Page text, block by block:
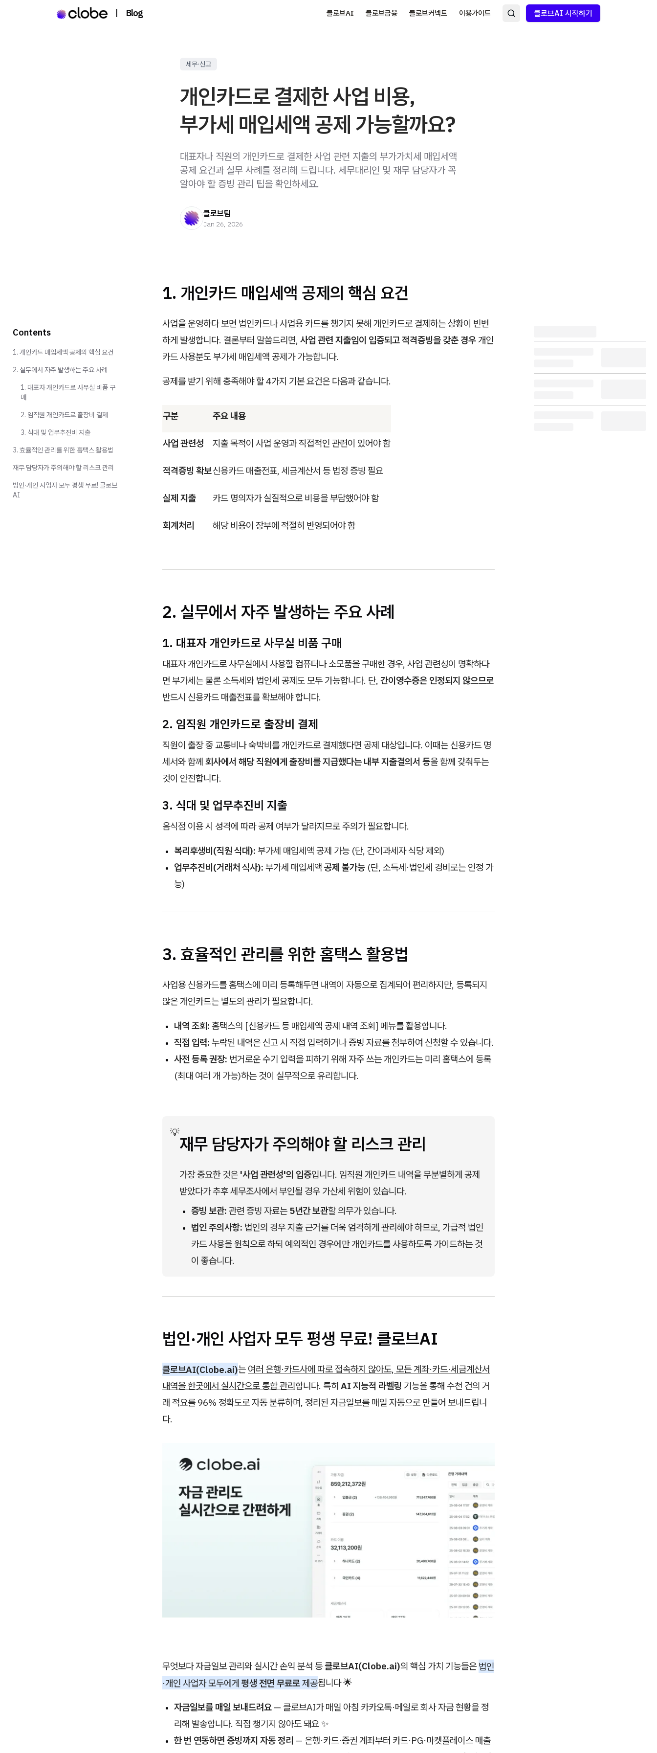
| Blog 클로브AI 클로브금융 클로브커넥트 이용가이드 클로브AI 시작하기
세무·신고
개인카드로 결제한 사업 비용,
부가세 매입세액 공제 가능할까요?
대표자나 직원의 개인카드로 결제한 사업 관련 지출의 부가가치세 매입세액
공제 요건과 실무 사례를 정리해 드립니다. 세무대리인 및 재무 담당자가 꼭
알아야 할 증빙 관리 팁을 확인하세요.
클로브팀
Jan 26, 2026
1. 개인카드 매입세액 공제의 핵심 요건
사업을 운영하다 보면 법인카드나 사업용 카드를 챙기지 못해 개인카드로 결제하는 상황이 빈번
하게 발생합니다. 결론부터 말씀드리면, 사업 관련 지출임이 입증되고 적격증빙을 갖춘 경우개인
카드 사용분도 부가세 매입세액 공제가 가능합니다.
공제를 받기 위해 충족해야 할 4가지 기본 요건은 다음과 같습니다.
구분 주요 내용
사업 관련성 지출 목적이 사업 운영과 직접적인 관련이 있어야 함
적격증빙 확보신용카드 매출전표, 세금계산서 등 법정 증빙 필요
실제 지출 카드 명의자가 실질적으로 비용을 부담했어야 함
회계처리 해당 비용이 장부에 적절히 반영되어야 함
2. 실무에서 자주 발생하는 주요 사례
1. 대표자 개인카드로 사무실 비품 구매
대표자 개인카드로 사무실에서 사용할 컴퓨터나 소모품을 구매한 경우, 사업 관련성이 명확하다
면 부가세는 물론 소득세와 법인세 공제도 모두 가능합니다. 단, 간이영수증은 인정되지 않으므로
반드시 신용카드 매출전표를 확보해야 합니다.
2. 임직원 개인카드로 출장비 결제
직원이 출장 중 교통비나 숙박비를 개인카드로 결제했다면 공제 대상입니다. 이때는 신용카드 명
세서와 함께 회사에서 해당 직원에게 출장비를 지급했다는 내부 지출결의서 등을 함께 갖춰두는
것이 안전합니다.
3. 식대 및 업무추진비 지출
음식점 이용 시 성격에 따라 공제 여부가 달라지므로 주의가 필요합니다.
복리후생비(직원 식대): 부가세 매입세액 공제 가능 (단, 간이과세자 식당 제외)
업무추진비(거래처 식사): 부가세 매입세액 공제 불가능 (단, 소득세·법인세 경비로는 인정 가
능)
3. 효율적인 관리를 위한 홈택스 활용법
사업용 신용카드를 홈택스에 미리 등록해두면 내역이 자동으로 집계되어 편리하지만, 등록되지
않은 개인카드는 별도의 관리가 필요합니다.
내역 조회: 홈택스의 [신용카드 등 매입세액 공제 내역 조회] 메뉴를 활용합니다.
직접 입력: 누락된 내역은 신고 시 직접 입력하거나 증빙 자료를 첨부하여 신청할 수 있습니다.
사전 등록 권장: 번거로운 수기 입력을 피하기 위해 자주 쓰는 개인카드는 미리 홈택스에 등록
(최대 여러 개 가능)하는 것이 실무적으로 유리합니다.
💡
재무 담당자가 주의해야 할 리스크 관리
가장 중요한 것은 '사업 관련성'의 입증입니다. 임직원 개인카드 내역을 무분별하게 공제
받았다가 추후 세무조사에서 부인될 경우 가산세 위험이 있습니다.
증빙 보관: 관련 증빙 자료는 5년간 보관할 의무가 있습니다.
법인 주의사항: 법인의 경우 지출 근거를 더욱 엄격하게 관리해야 하므로, 가급적 법인
카드 사용을 원칙으로 하되 예외적인 경우에만 개인카드를 사용하도록 가이드하는 것
이 좋습니다.
법인·개인 사업자 모두 평생 무료! 클로브AI
클로브AI(Clobe.ai)는 여러 은행·카드사에 따로 접속하지 않아도, 모든 계좌·카드·세금계산서
내역을 한곳에서 실시간으로 통합 관리합니다. 특히 AI 지능적 라벨링 기능을 통해 수천 건의 거
래 적요를 96% 정확도로 자동 분류하며, 정리된 자금일보를 매일 자동으로 만들어 보내드립니
다.
무엇보다 자금일보 관리와 실시간 손익 분석 등클로브AI(Clobe.ai)의 핵심 가치 기능들은 법인
·개인 사업자 모두에게 평생 전면 무료로제공됩니다 🌟
자금일보를 매일 보내드려요 — 클로브AI가 매일 아침 카카오톡·메일로 회사 자금 현황을 정
리해 발송합니다. 직접 챙기지 않아도 돼요 ✨
한 번 연동하면 증빙까지 자동 정리 — 은행·카드·증권 계좌부터 카드·PG·마켓플레이스 매출
Contents
1. 개인카드 매입세액 공제의 핵심 요건
2. 실무에서 자주 발생하는 주요 사례
1. 대표자 개인카드로 사무실 비품 구
매
2. 임직원 개인카드로 출장비 결제
3. 식대 및 업무추진비 지출
3. 효율적인 관리를 위한 홈택스 활용법
재무 담당자가 주의해야 할 리스크 관리
법인·개인 사업자 모두 평생 무료! 클로브
AI